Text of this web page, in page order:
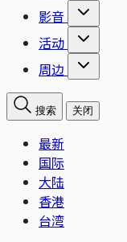
影音
活动
周边
搜索 关闭
最新
国际
大陆
香港
台湾